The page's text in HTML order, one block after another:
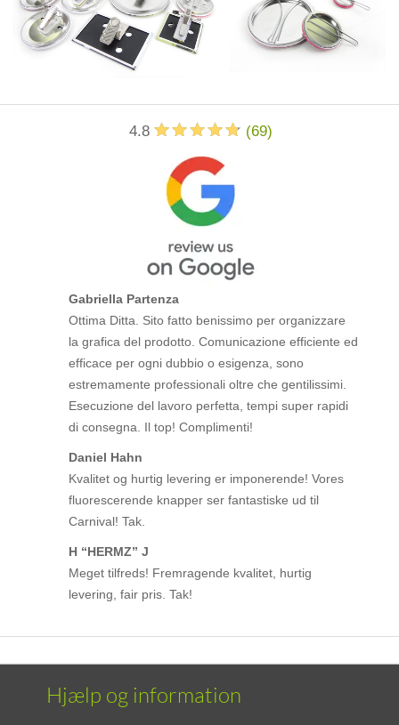
4.8 (69)
Gabriella Partenza
Ottima Ditta. Sito fatto benissimo per organizzare
la grafica del prodotto. Comunicazione efficiente ed
efficace per ogni dubbio o esigenza, sono
estremamente professionali oltre che gentilissimi.
Esecuzione del lavoro perfetta, tempi super rapidi
di consegna. Il top! Complimenti!
Daniel Hahn
Kvalitet og hurtig levering er imponerende! Vores
fluorescerende knapper ser fantastiske ud til
Carnival! Tak.
H “HERMZ” J
Meget tilfreds! Fremragende kvalitet, hurtig
levering, fair pris. Tak!
Hjælp og information